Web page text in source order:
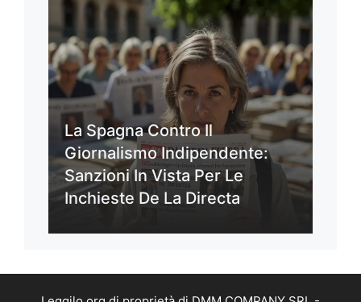
La Spagna Contro Il
Giornalismo Indipendente:
Sanzioni In Vista Per Le
Inchieste De La Directa